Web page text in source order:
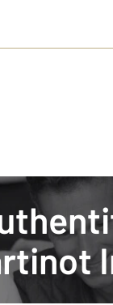
leurs avis
le meilleur